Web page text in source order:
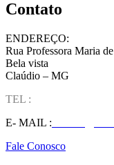
Contato
ENDEREÇO:
Rua Professora Maria
Bela vista
Claúdio – MG
TEL :
E- MAIL :
Fale Conosco